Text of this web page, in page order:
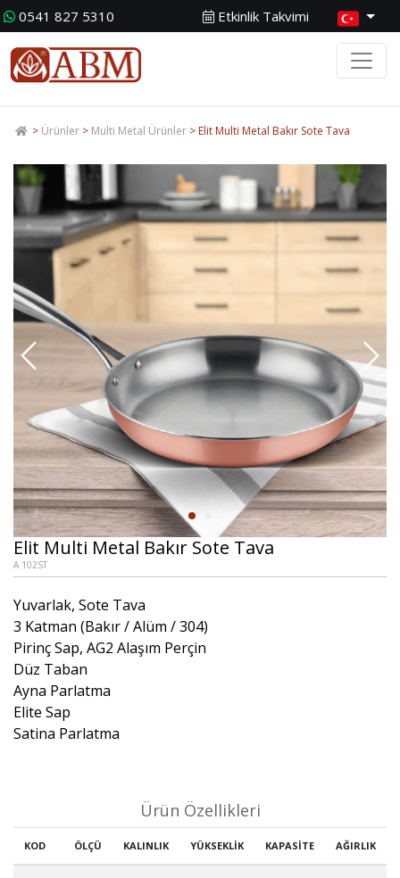
0541 827 5310 Etkinlik Takvimi
> Ürünler > Multi Metal Ürünler > Elit Multi Metal Bakır Sote Tava
Elit Multi Metal Bakır Sote Tava
A 102ST
Yuvarlak, Sote Tava
3 Katman (Bakır / Alüm / 304)
Pirinç Sap, AG2 Alaşım Perçin
Düz Taban
Ayna Parlatma
Elite Sap
Satina Parlatma
Ürün Özellikleri
KOD ÖLÇÜ KALINLIK YÜKSEKLİK KAPASİTE AĞIRLIK